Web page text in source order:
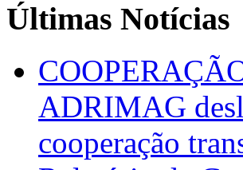
Últimas Notícias
ADRIMAG
cooperação